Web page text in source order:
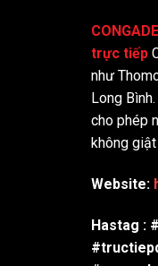
trực tiếp
như
Long
cho phép
không
Website:
Hastag :